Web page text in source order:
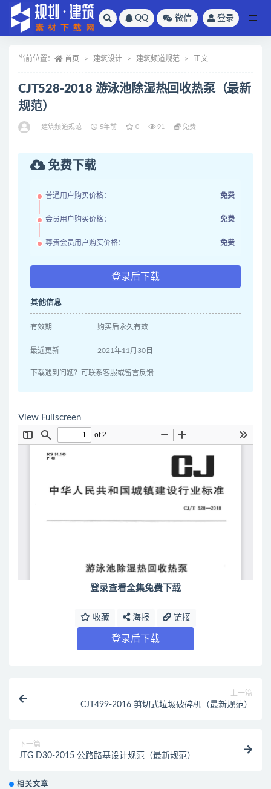
QQ 微信 登录
当前位置： 首页 建筑设计 建筑频道规范 正文
CJT528-2018 游泳池除湿热回收热泵（最新
规范）
建筑频道规范 5年前 0 91 免费
免费下载
普通用户购买价格： 免费
会员用户购买价格： 免费
尊贵会员用户购买价格： 免费
登录后下载
其他信息
有效期 购买后永久有效
最近更新 2021年11月30日
下载遇到问题？可联系客服或留言反馈
View Fullscreen
登录查看全集免费下载
收藏 海报 链接
登录后下载
上一篇
CJT499-2016 剪切式垃圾破碎机（最新规范）
下一篇
JTG D30-2015 公路路基设计规范（最新规范）
相关文章
全部